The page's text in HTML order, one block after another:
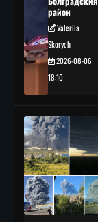
район
Valeriia
Skorych
2026-08-06
18:10